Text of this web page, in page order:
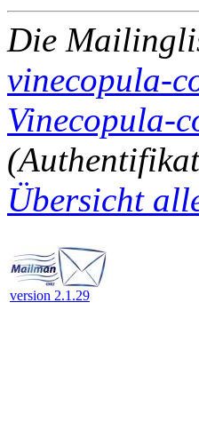
Die
vinecopula-
Vinecopula-
Übersicht
version 2.1.29